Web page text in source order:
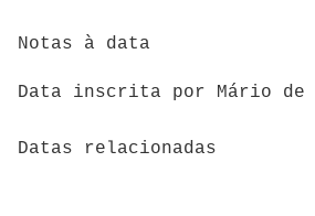
Notas à data
Data inscrita por Mário de
Datas relacionadas